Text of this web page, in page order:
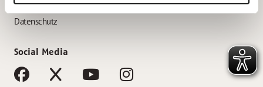
Impressum
Datenschutz
Social Media